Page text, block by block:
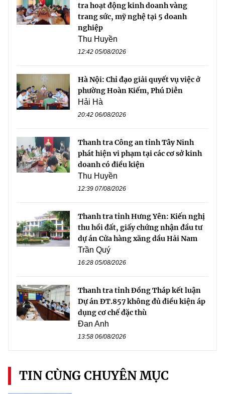
tra hoạt động kinh doanh vàng
trang sức, mỹ nghệ tại 5 doanh
nghiệp
Thu Huyền
12:42 05/08/2026
Hà Nội: Chỉ đạo giải quyết vụ việc ở
phường Hoàn Kiếm, Phú Diễn
Hải Hà
20:42 06/08/2026
Thanh tra Công an tỉnh Tây Ninh
phát hiện vi phạm tại các cơ sở kinh
doanh có điều kiện
Thu Huyền
12:39 07/08/2026
Thanh tra tỉnh Hưng Yên: Kiến nghị
thu hồi đất, giấy chứng nhận đầu tư
dự án Cửa hàng xăng dầu Hải Nam
Trần Quý
16:28 05/08/2026
Thanh tra tỉnh Đồng Tháp kết luận
Dự án ĐT.857 không đủ điều kiện áp
dụng cơ chế đặc thù
Đan Anh
13:58 06/08/2026
TIN CÙNG CHUYÊN MỤC